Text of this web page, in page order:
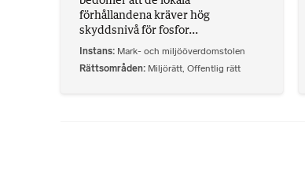
förhållandena kräver hög
skyddsnivå för fosfor...
Instans Mark- och miljööverdomstolen
Rättsområden Miljörätt Offentlig rätt